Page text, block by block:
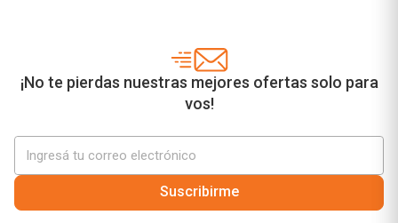
¡No te pierdas nuestras mejores ofertas solo para
vos!
Suscribirme